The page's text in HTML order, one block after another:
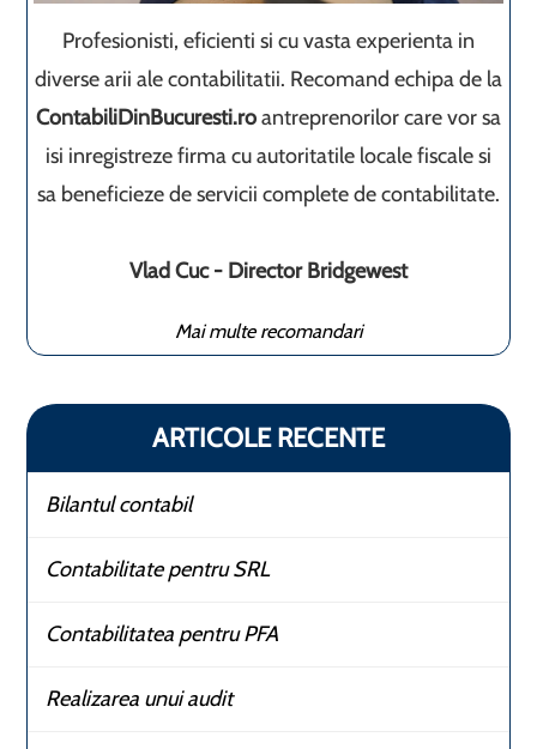
Profesionisti, eficienti si cu vasta experienta in
diverse arii ale contabilitatii. Recomand echipa de la
ContabiliDinBucuresti.roantreprenorilor care vor sa
isi inregistreze firma cu autoritatile locale fiscale si
sa beneficieze de servicii complete de contabilitate.
Vlad Cuc - Director Bridgewest
Mai multe recomandari
ARTICOLE RECENTE
Bilantul contabil
Contabilitate pentru SRL
Contabilitatea pentru PFA
Realizarea unui audit